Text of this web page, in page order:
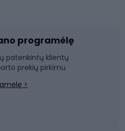
programėlę
patenkintų klientų
prekių pirkimu
>